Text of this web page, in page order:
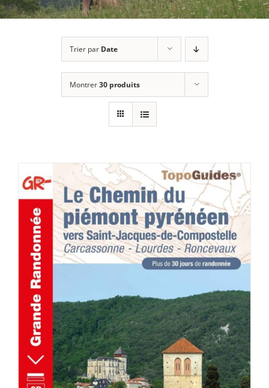
Trier par Date
Montrer30 produits
AJOUTER AU PANIER / DÉTAILS